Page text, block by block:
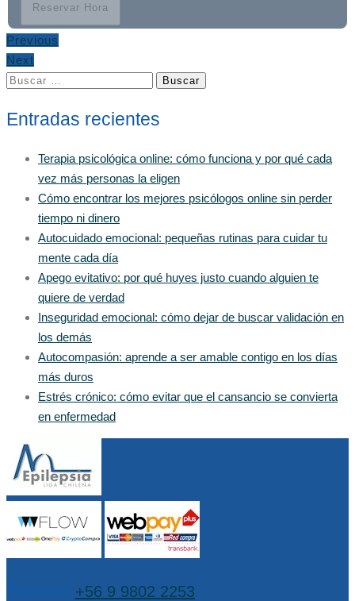
Reservar Hora
Previous
Next
Buscar:
Entradas recientes
Terapia psicológica online: cómo funciona y por qué cada
vez más personas la eligen
Cómo encontrar los mejores psicólogos online sin perder
tiempo ni dinero
Autocuidado emocional: pequeñas rutinas para cuidar tu
mente cada día
Apego evitativo: por qué huyes justo cuando alguien te
quiere de verdad
Inseguridad emocional: cómo dejar de buscar validación en
los demás
Autocompasión: aprende a ser amable contigo en los días
más duros
Estrés crónico: cómo evitar que el cansancio se convierta
en enfermedad
+56 9 9802 2253